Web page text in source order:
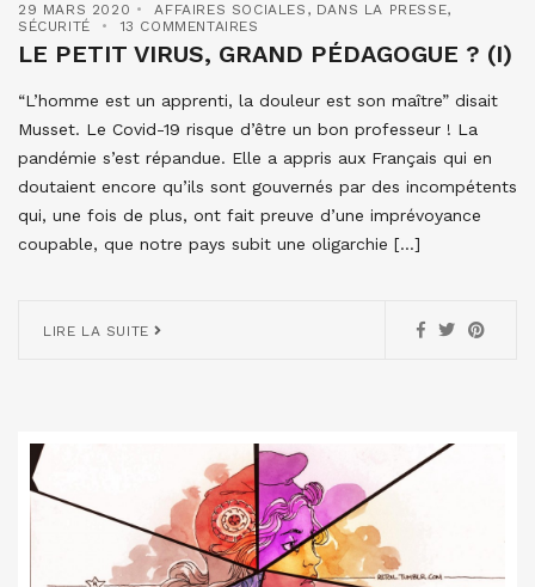
29 MARS 2020 AFFAIRES SOCIALES , DANS LA PRESSE,
SÉCURITÉ
13 COMMENTAIRES
LE PETIT VIRUS, GRAND PÉDAGOGUE ? (I)
“L’homme est un apprenti, la douleur est son maître” disait
Musset. Le Covid-19 risque d’être un bon professeur ! La
pandémie s’est répandue. Elle a appris aux Français qui en
doutaient encore qu’ils sont gouvernés par des incompétents
qui, une fois de plus, ont fait preuve d’une imprévoyance
coupable, que notre pays subit une oligarchie […]
LIRE LA SUITE